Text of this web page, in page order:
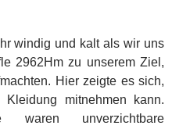
windig und kalt als wir uns
2962Hm zu unserem Ziel,
Hier zeigte es sich,
mitnehmen kann.
waren unverzichtbare